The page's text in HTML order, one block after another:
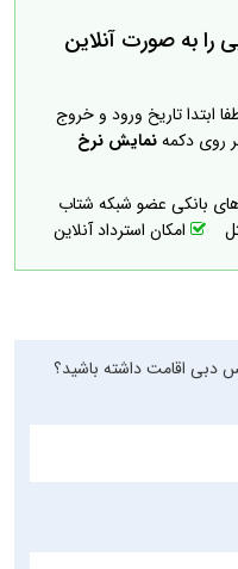
به صورت آنلاین
تاریخ ورود و خروج
روی دکمهنمایش نرخ
بانکی عضو شبکه شتاب
امکان استرداد آنلاین
اقامت داشته باشید؟